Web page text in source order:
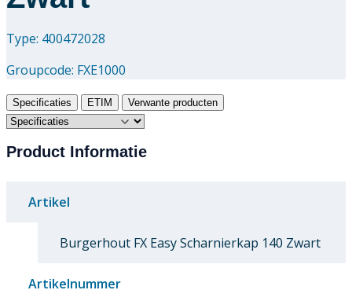
Type: 400472028
Groupcode: FXE1000
Specificaties ETIM Verwante producten
Product Informatie
Artikel
Burgerhout FX Easy Scharnierkap 140 Zwart
Artikelnummer